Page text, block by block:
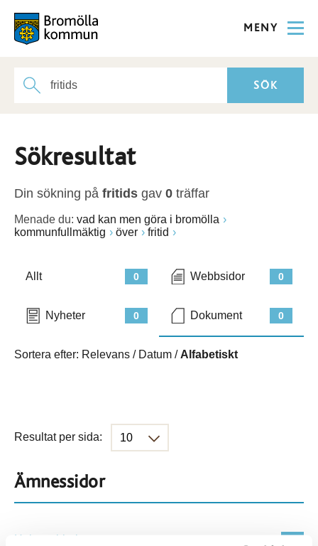
MENY
Sökresultat
Din sökning på fritids gav 0 träffar
Menade du: vad kan men göra i bromölla
kommunfullmäktig
över fritid
0
Allt 0
Webbsidor
0
Nyheter 0
Dokument
Sortera efter: Relevans / Datum / Alfabetiskt
Resultat per sida:
Ämnessidor
Hela webbplatsen